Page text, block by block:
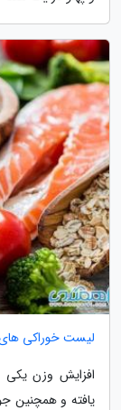
لیست خوراکی
افزایش وزن
یافته و همچنین